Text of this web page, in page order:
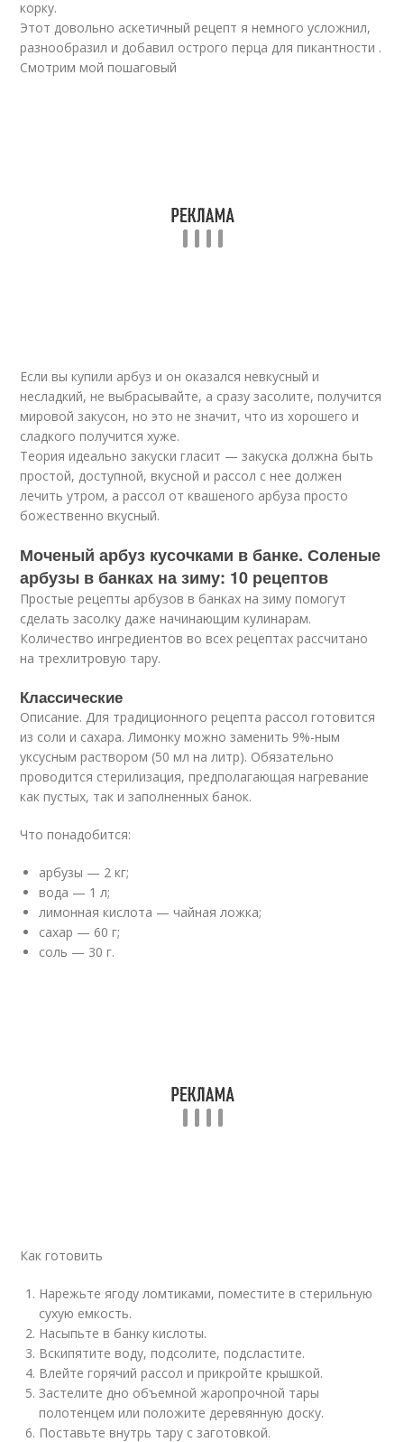
корку.
Этот довольно аскетичный рецепт я немного усложнил,
разнообразил и добавил острого перца для пикантности .
Смотрим мой пошаговый
Если вы купили арбуз и он оказался невкусный и
несладкий, не выбрасывайте, а сразу засолите, получится
мировой закусон, но это не значит, что из хорошего и
сладкого получится хуже.
Теория идеально закуски гласит — закуска должна быть
простой, доступной, вкусной и рассол с нее должен
лечить утром, а рассол от квашеного арбуза просто
божественно вкусный.
Моченый арбуз кусочками в банке. Соленые
арбузы в банках на зиму: 10 рецептов
Простые рецепты арбузов в банках на зиму помогут
сделать засолку даже начинающим кулинарам.
Количество ингредиентов во всех рецептах рассчитано
на трехлитровую тару.
Классические
Описание. Для традиционного рецепта рассол готовится
из соли и сахара. Лимонку можно заменить 9%-ным
уксусным раствором (50 мл на литр). Обязательно
проводится стерилизация, предполагающая нагревание
как пустых, так и заполненных банок.
Что понадобится:
арбузы — 2 кг;
вода — 1 л;
лимонная кислота — чайная ложка;
сахар — 60 г;
соль — 30 г.
Как готовить
Нарежьте ягоду ломтиками, поместите в стерильную
сухую емкость.
Насыпьте в банку кислоты.
Вскипятите воду, подсолите, подсластите.
Влейте горячий рассол и прикройте крышкой.
Застелите дно объемной жаропрочной тары
полотенцем или положите деревянную доску.
Поставьте внутрь тару с заготовкой.